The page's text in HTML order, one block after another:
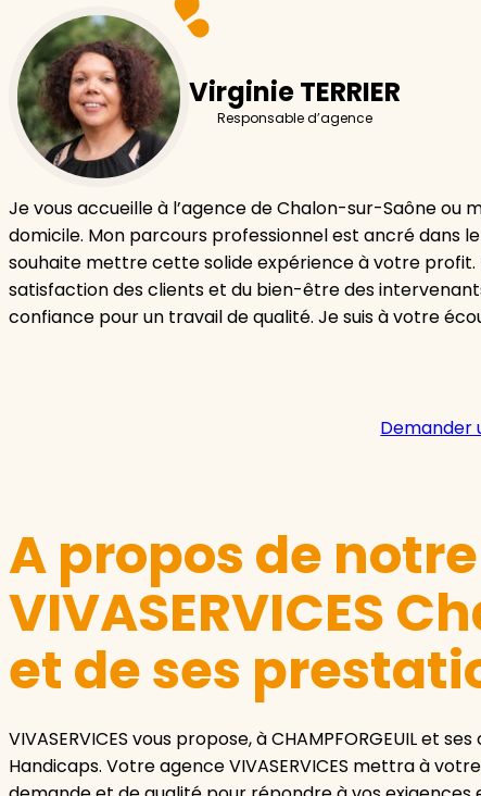
Virginie TERRIER
Responsable d’agence
Je vous accueille à l’agence de Chalon-sur-Saône
domicile. Mon parcours professionnel est ancré dans
souhaite mettre cette solide expérience à votre profit.
satisfaction des clients et du bien-être des
confiance pour un travail de qualité. Je suis à votre
Demander
A propos de
VIVASERVICES
et de ses
VIVASERVICES vous propose, à CHAMPFORGEUIL et
Handicaps. Votre agence VIVASERVICES mettra à